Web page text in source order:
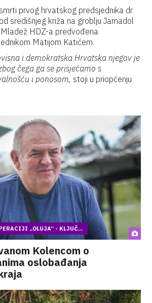
prvog hrvatskog predsjednika dr.
središnjeg križa na groblju Jamadol
HDZ-a predvođena
Matijom Katićem.
i demokratska Hrvatska njegov je
čega ga se prisjećamo s
i ponosom, stoji u priopćenju
„OLUJA“ - KLJUČ...
Kolencom o
oslobađanja